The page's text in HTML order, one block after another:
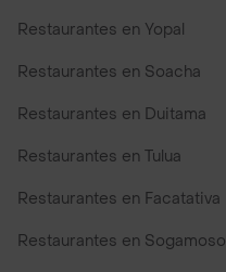
Restaurantes en Yopal
Restaurantes en Soacha
Restaurantes en Duitama
Restaurantes en Tulua
Restaurantes en Facatativa
Restaurantes en Sogamoso